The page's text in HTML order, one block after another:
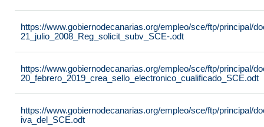
https://www.gobiernodecanarias.org/empleo/sce/ftp/principal/
21_julio_2008_Reg_solicit_subv_SCE-.odt
https://www.gobiernodecanarias.org/empleo/sce/ftp/principal/
20_febrero_2019_crea_sello_electronico_cualificado_SCE.odt
https://www.gobiernodecanarias.org/empleo/sce/ftp/principal/
iva_del_SCE.odt